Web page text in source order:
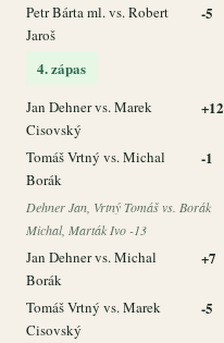
Petr Bárta ml. vs. Robert
Jaroš
-5
4. zápas
Jan Dehner vs. Marek
Cisovský
+12
Tomáš Vrtný vs. Michal
Borák
-1
Dehner Jan, Vrtný Tomáš vs. Borák
Michal, Marták Ivo -13
Jan Dehner vs. Michal
Borák
+7
Tomáš Vrtný vs. Marek
Cisovský
-5